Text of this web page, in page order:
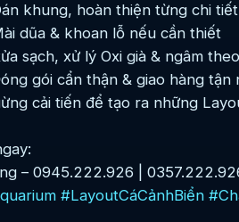
khung, hoàn thiện từng chi tiết
dũa & khoan lỗ nếu cần thiết
sạch, xử lý Oxi già & ngâm
gói cẩn thận & giao hàng tận
cải tiến để tạo ra những
– 0945.222.926 |
#LayoutCáCảnhBiển